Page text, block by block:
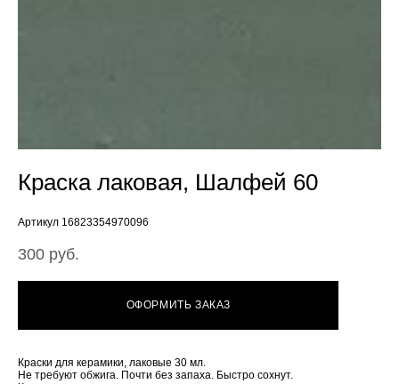
Краска лаковая, Шалфей 60
Артикул 16823354970096
300 pуб.
ОФОРМИТЬ ЗАКАЗ
Краски для керамики, лаковые 30 мл.
Не требуют обжига. Почти без запаха. Быстро сохнут.